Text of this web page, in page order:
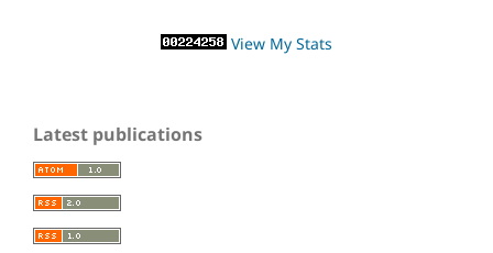
View My Stats
Latest publications